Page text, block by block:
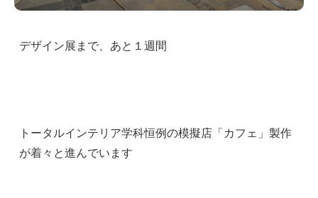
デザイン展まで、あと１週間
トータルインテリア学科恒例の模擬店「カフェ」製作
が着々と進んでいます